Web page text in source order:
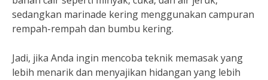
sedangkan marinade kering menggunakan campuran
rempah-rempah dan bumbu kering.
Jadi, jika Anda ingin mencoba teknik memasak yang
lebih menarik dan menyajikan hidangan yang lebih